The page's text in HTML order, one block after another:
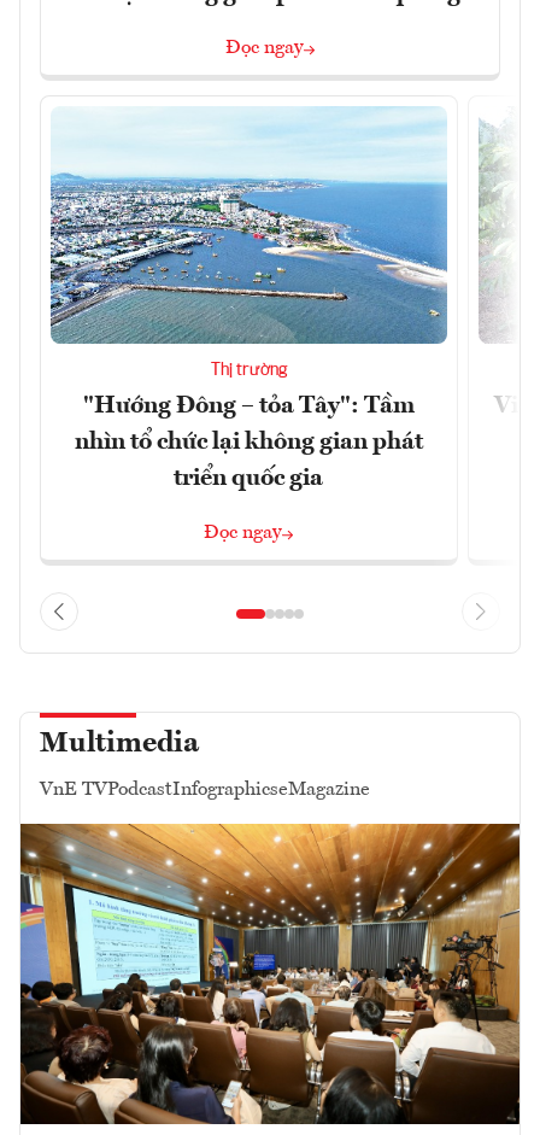
Đọc ngay
Thị trường
"Hướng Đông – tỏa Tây": Tầm
nhìn tổ chức lại không gian phát
triển quốc gia
Đọc ngay
Multimedia
VnE TVPodcastInfographicseMagazine